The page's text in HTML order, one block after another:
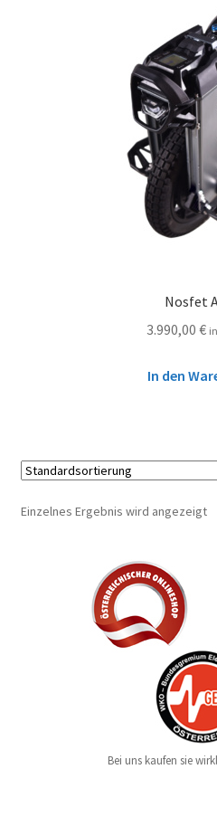
Nosfet
3.990,00 €
In den
Einzelnes Ergebnis wird angezeigt
Bei uns kaufen sie